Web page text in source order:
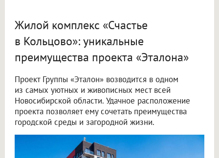
Жилой комплекс «Счастье
в Кольцово»: уникальные
преимущества проекта «Эталона»
Проект Группы «Эталон» возводится в одном
из самых уютных и живописных мест всей
Новосибирской области. Удачное расположение
проекта позволяет ему сочетать преимущества
городской среды и загородной жизни.